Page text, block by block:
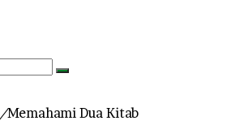
Search
/Memahami Dua Kitab